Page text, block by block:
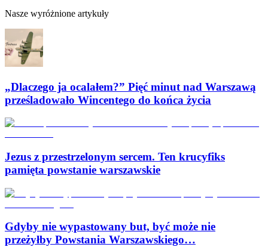
Nasze wyróżnione artykuły
„Dlaczego ja ocalałem?” Pięć minut nad Warszawą
prześladowało Wincentego do końca życia
Jezus z przestrzelonym sercem. Ten krucyfiks
pamięta powstanie warszawskie
Gdyby nie wypastowany but, być może nie
przeżyłby Powstania Warszawskiego…